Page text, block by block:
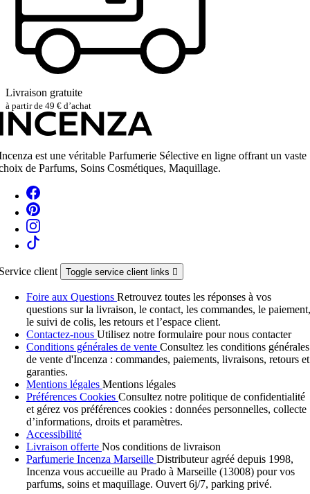
Livraison gratuite
à partir de 49 € d’achat
est une véritable Parfumerie Sélective en ligne offrant un vaste
de Parfums, Soins Cosmétiques, Maquillage.
client Toggle service client links 
Foire aux Questions Retrouvez toutes les réponses à vos
questions sur la livraison, le contact, les commandes, le paiement,
le suivi de colis, les retours et l’espace client.
Contactez-nous Utilisez notre formulaire pour nous contacter
Conditions générales de vente Consultez les conditions générales
de vente d'Incenza : commandes, paiements, livraisons, retours et
garanties.
Mentions légales Mentions légales
Préférences Cookies Consultez notre politique de confidentialité
et gérez vos préférences cookies : données personnelles, collecte
d’informations, droits et paramètres.
Accessibilité
Livraison offerte Nos conditions de livraison
Parfumerie Incenza Marseille Distributeur agréé depuis 1998,
Incenza vous accueille au Prado à Marseille (13008) pour vos
parfums, soins et maquillage. Ouvert 6j/7, parking privé.